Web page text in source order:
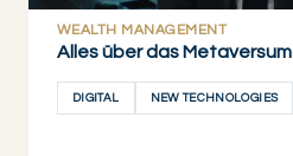
WEALTH MANAGEMENT
Alles über das Metaversum
DIGITAL NEW TECHNOLOGIES